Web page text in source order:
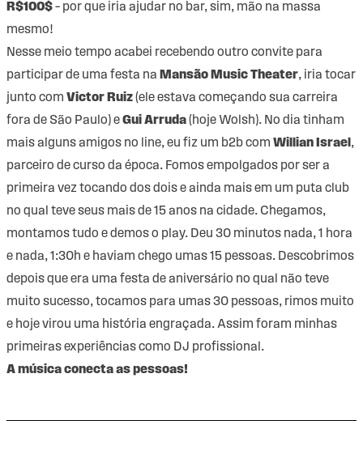
R$100$– por que iria ajudar no bar, sim, mão na massa
mesmo!
Nesse meio tempo acabei recebendo outro convite para
participar de uma festa na Mansão Music Theater, iria tocar
junto com Victor Ruiz(ele estava começando sua carreira
fora de São Paulo) eGui Arruda(hoje Wolsh). No dia tinham
mais alguns amigos no line, eu fiz um b2b com Willian Israel ,
parceiro de curso da época. Fomos empolgados por ser a
primeira vez tocando dos dois e ainda mais em um puta club
no qual teve seus mais de 15 anos na cidade. Chegamos,
montamos tudo e demos o play. Deu 30 minutos nada, 1 hora
e nada, 1:30h e haviam chego umas 15 pessoas. Descobrimos
depois que era uma festa de aniversário no qual não teve
muito sucesso, tocamos para umas 30 pessoas, rimos muito
e hoje virou uma história engraçada. Assim foram minhas
primeiras experiências como DJ profissional.
A música conecta as pessoas!